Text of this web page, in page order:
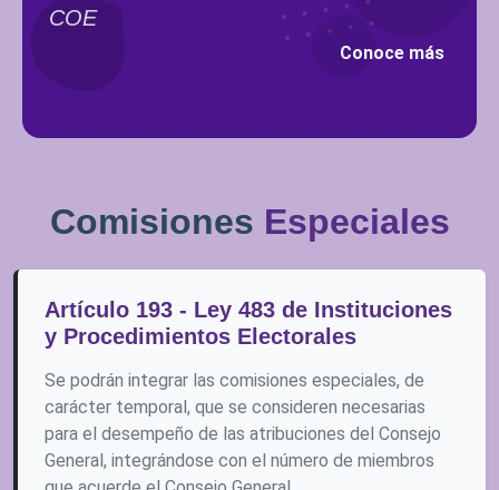
COE
Conoce más
Comisiones Especiales
Artículo 193 - Ley 483 de Instituciones
y Procedimientos Electorales
Se podrán integrar las comisiones especiales, de
carácter temporal, que se consideren necesarias
para el desempeño de las atribuciones del Consejo
General, integrándose con el número de miembros